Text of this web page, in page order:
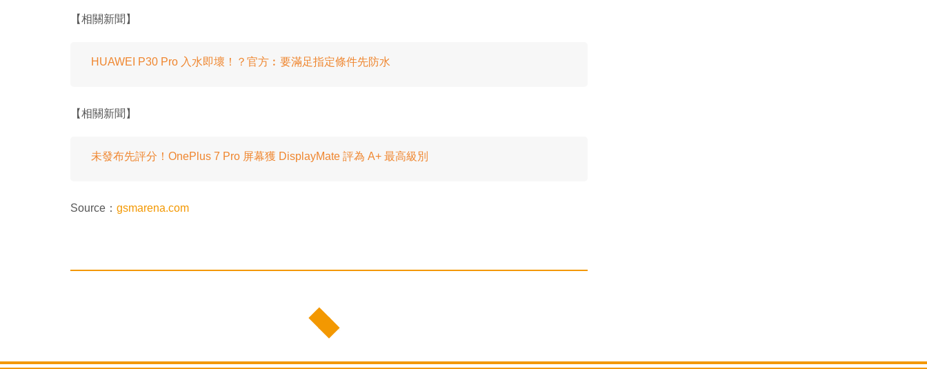
【相關新聞】
HUAWEI P30 Pro 入水即壞！？官方︰要滿足指定條件先防水
【相關新聞】
未發布先評分！OnePlus 7 Pro 屏幕獲 DisplayMate 評為 A+ 最高級別
Source： gsmarena.com